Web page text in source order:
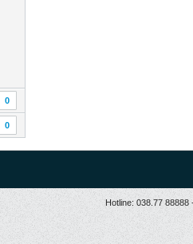
0
0
Hotline: 038.77